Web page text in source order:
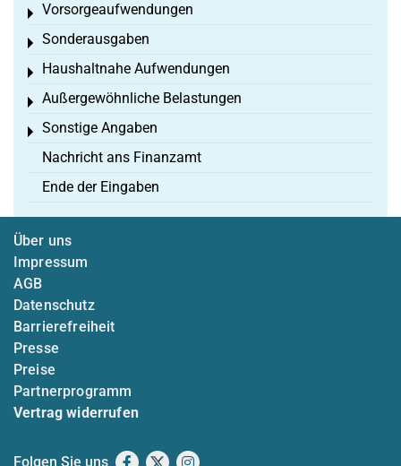
Vorsorgeaufwendungen
Toggle menu
Sonderausgaben
Toggle menu
Haushaltnahe Aufwendungen
Toggle menu
Außergewöhnliche Belastungen
Toggle menu
Sonstige Angaben
Toggle menu
Nachricht ans Finanzamt
Ende der Eingaben
Über uns
Impressum
AGB
Datenschutz
Barrierefreiheit
Presse
Preise
Partnerprogramm
Vertrag widerrufen
Folgen Sie uns Facebook
X Instagram